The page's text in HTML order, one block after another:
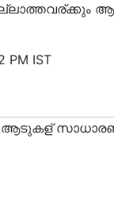
PM IST